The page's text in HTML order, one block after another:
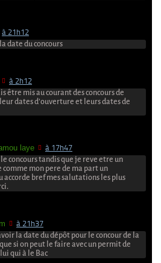
à 21h12
date du concours
à 2h12
être mis au courant des concours de
dates d’ouverture et leurs dates de
laye à 17h47
concours tandis que je reve etre un
comme mon pere de ma part un
accorde bref mes salutations les plus
à 21h37
la date du dépôt pour le concour de la
si on peut le faire avec un permit de
qui à le Bac